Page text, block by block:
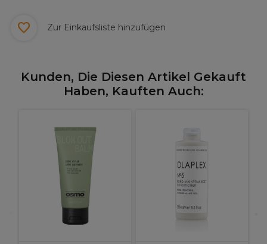
Zur Einkaufsliste hinzufügen
Kunden, Die Diesen Artikel Gekauft
Haben, Kauften Auch: